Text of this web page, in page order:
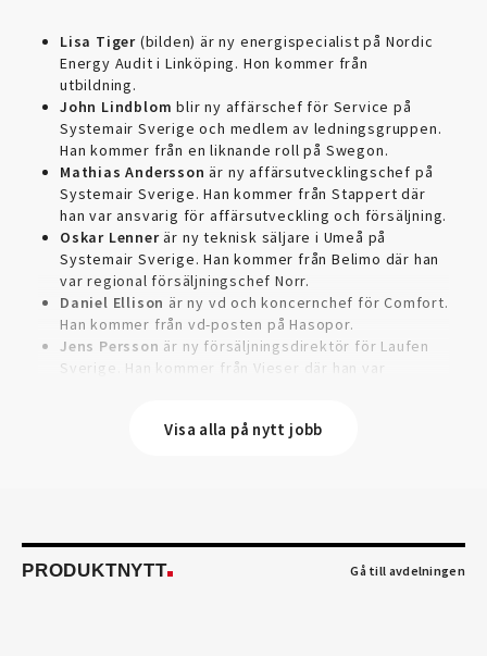
Lisa Tiger (bilden) är ny energispecialist på Nordic
Energy Audit i Linköping. Hon kommer från
utbildning.
John Lindblom blir ny affärschef för Service på
Systemair Sverige och medlem av ledningsgruppen.
Han kommer från en liknande roll på Swegon.
Mathias Andersson är ny affärsutvecklingschef på
Systemair Sverige. Han kommer från Stappert där
han var ansvarig för affärsutveckling och försäljning.
Oskar Lennerär ny teknisk säljare i Umeå på
Systemair Sverige. Han kommer från Belimo där han
var regional försäljningschef Norr.
Daniel Ellison är ny vd och koncernchef för Comfort.
Han kommer från vd-posten på Hasopor.
Jens Persson är ny försäljningsdirektör för Laufen
Sverige. Han kommer från Vieser där han var
på Victoriahem. Han kommer från Aktea Energy i
Mikael Lindär ny senior vvs-ingenjör på WSP i
Karlskrona. Han kommer från EMG
Visa alla på nytt jobb
PRODUKTNYTT Gå till avdelningen